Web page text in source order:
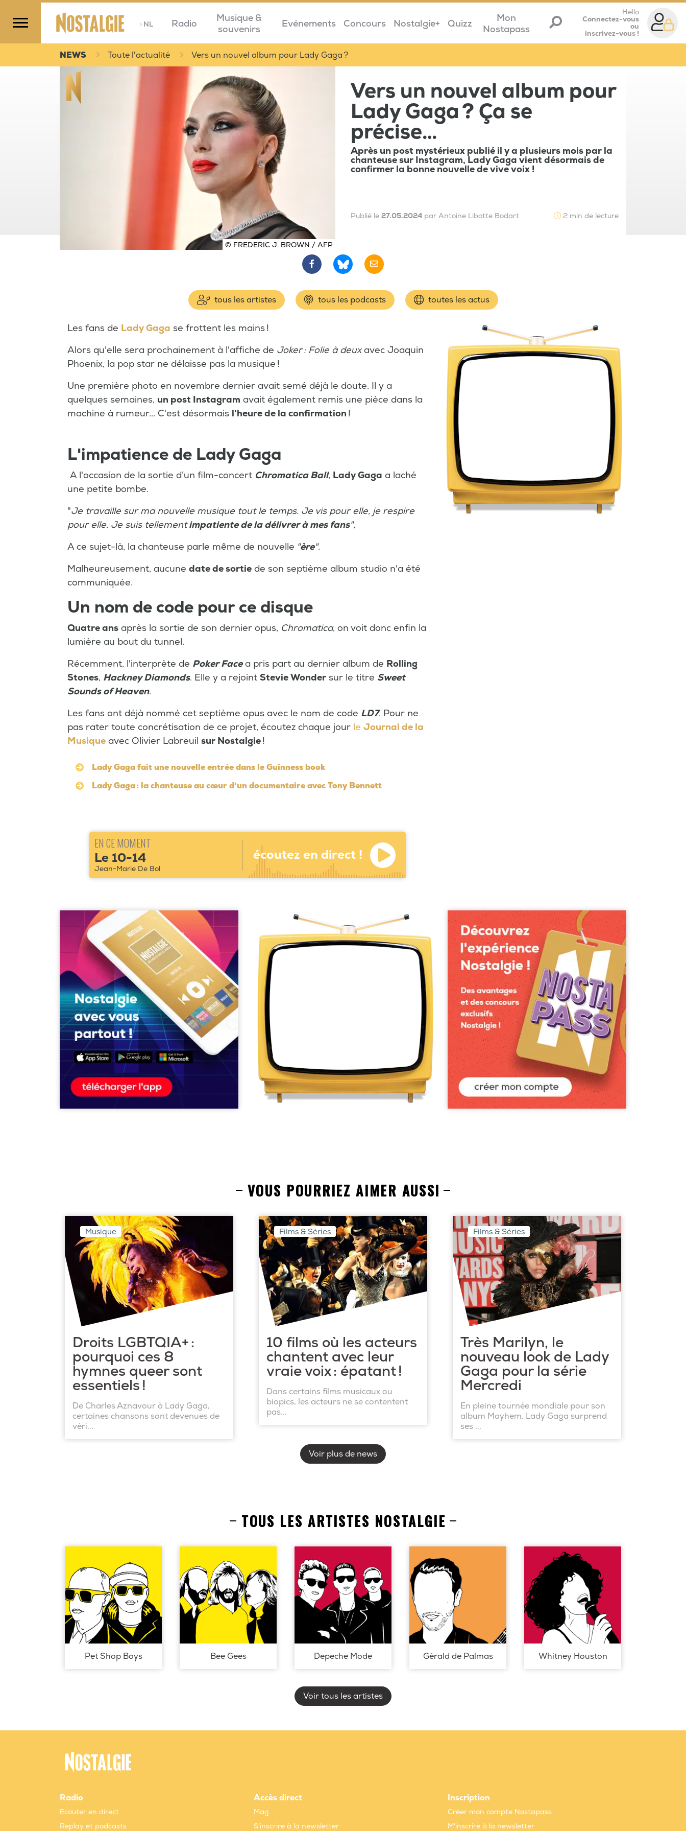
>NL Radio
Musique &
souvenirs
Evénements Concours Nostalgie+ Quizz
Mon
Nostapass
Hello
Connectez-vous
ou
inscrivez-vous !
NEWS Toute l'actualité Vers un nouvel album pour Lady Gaga ?
© FREDERIC J. BROWN / AFP
Vers un nouvel album pour
Lady Gaga ? Ça se
précise…
Après un post mystérieux publié il y a plusieurs mois par la
chanteuse sur Instagram, Lady Gaga vient désormais de
confirmer la bonne nouvelle de vive voix !
Publié le 27.05.2024 par Antoine Libotte Bodart 2 min de lecture
tous les artistes tous les podcasts toutes les actus
Les fans de Lady Gaga se frottent les mains !
Alors qu'elle sera prochainement à l'affiche de Joker : Folie à deuxavec Joaquin
Phoenix, la pop star ne délaisse pas la musique !
Une première photo en novembre dernier avait semé déjà le doute. Il y a
quelques semaines, un post Instagram avait également remis une pièce dans la
machine à rumeur... C'est désormais l'heure de la confirmation !
L'impatience de Lady Gaga
A l'occasion de la sortie d’un film-concert Chromatica Ball, Lady Gaga a laché
une petite bombe.
"Je travaille sur ma nouvelle musique tout le temps. Je vis pour elle, je respire
pour elle. Je suis tellementimpatiente de la délivrer à mes fans",
A ce sujet-là, la chanteuse parle même de nouvelle "ère".
Malheureusement, aucune date de sortie de son septième album studio n'a été
communiquée.
Un nom de code pour ce disque
Quatre ans après la sortie de son dernier opus, Chromatica, on voit donc enfin la
lumière au bout du tunnel.
Récemment, l'interprète de Poker Facea pris part au dernier album de Rolling
Stones, Hackney Diamonds. Elle y a rejoint Stevie Wonder sur le titre Sweet
Sounds of Heaven.
Les fans ont déjà nommé cet septième opus avec le nom de code LD7. Pour ne
pas rater toute concrétisation de ce projet, écoutez chaque jour le Journal de la
Musique avec Olivier Labreuil sur Nostalgie!
Lady Gaga fait une nouvelle entrée dans le Guinness book
Lady Gaga : la chanteuse au cœur d’un documentaire avec Tony Bennett
EN CE MOMENT
Le 10-14
Jean-Marie De Bol
écoutez en direct !
VOUS POURRIEZ AIMER AUSSI
Musique
Droits LGBTQIA+ :
pourquoi ces 8
hymnes queer sont
essentiels !
De Charles Aznavour à Lady Gaga,
certaines chansons sont devenues de
véri...
Films & Séries
10 films où les acteurs
chantent avec leur
vraie voix : épatant !
Dans certains films musicaux ou
biopics, les acteurs ne se contentent
pas...
Films & Séries
Très Marilyn, le
nouveau look de Lady
Gaga pour la série
Mercredi
En pleine tournée mondiale pour son
album Mayhem, Lady Gaga surprend
ses ...
Voir plus de news
TOUS LES ARTISTES NOSTALGIE
Pet Shop Boys Bee Gees Depeche Mode Gérald de Palmas Whitney Houston
Voir tous les artistes
Radio
Ecouter en direct
Replay et podcasts
Accès direct
Mag
S'inscrire à la newsletter
Inscription
Créer mon compte Nostapass
M'inscrire à la newsletter